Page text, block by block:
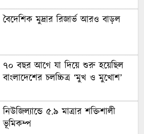
বৈদেশিক মুদ্রার রিজার্ভ আরও বাড়ল
৭০ বছর আগে যা ‍দিয়ে শুরু হয়েছিল
বাংলাদেশের চলচ্চিত্র ‘মুখ ও মুখোশ’
নিউজিল্যান্ডে ৫.৯ মাত্রার শক্তিশালী
ভূমিকম্প